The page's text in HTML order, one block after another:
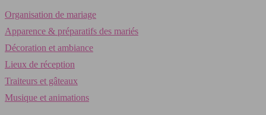
Organisation de mariage
Apparence & préparatifs des mariés
Décoration et ambiance
Lieux de réception
Traiteurs et gâteaux
Musique et animations